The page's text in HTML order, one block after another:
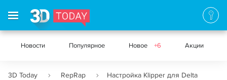
Новости Популярное Новое +6 Акции
3D Today RepRap
Настройка Klipper для Delta